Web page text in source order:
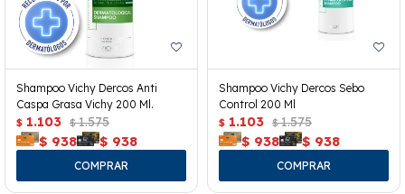
Shampoo Vichy Dercos Anti
Caspa Grasa Vichy 200 Ml.
$ 1.103 $ 1.575
$ 938 $ 938
Shampoo Vichy Dercos Sebo
Control 200 Ml
$ 1.103 $ 1.575
$ 938 $ 938